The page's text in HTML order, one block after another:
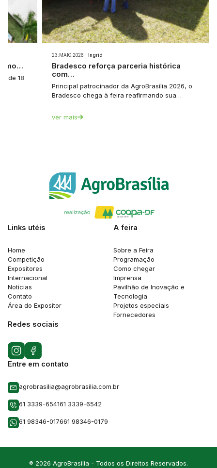
de 18
23.MAIO.2026 | Ingrid
Bradesco reforça parceria histórica
com…
Principal patrocinador da AgroBrasília 2026, o
Bradesco chega à feira reafirmando sua…
ver mais
Links utéis
Home
Competição
Expositores
Internacional
Notícias
Contato
Área do Expositor
A feira
Sobre a Feira
Programação
Como chegar
Imprensa
Pavilhão de Inovação e
Tecnologia
Projetos especiais
Fornecedores
Redes sociais
Entre em contato
agrobrasilia@agrobrasilia.com.br
61 3339-654161 3339-6542
61 98346-017661 98346-0179
® 2026 AgroBrasília - Todos os Direitos Reservados.